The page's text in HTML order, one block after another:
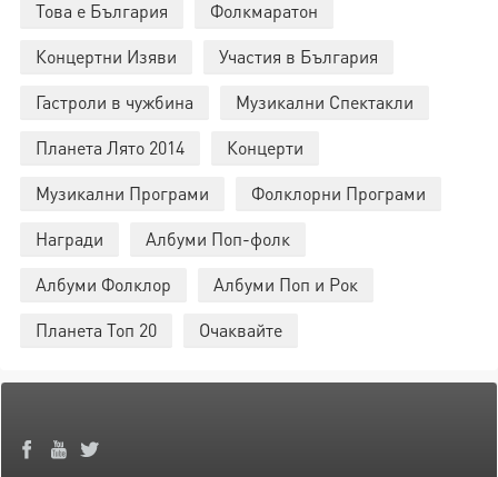
Това е България
Фолкмаратон
Концертни Изяви
Участия в България
Гастроли в чужбина
Музикални Спектакли
Планета Лято 2014
Концерти
Музикални Програми
Фолклорни Програми
Награди
Албуми Поп-фолк
Албуми Фолклор
Албуми Поп и Рок
Планета Топ 20
Очаквайте